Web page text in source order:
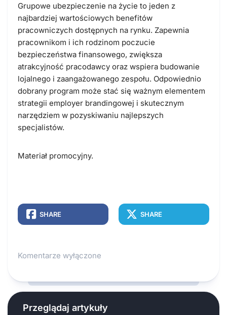
Grupowe ubezpieczenie na życie to jeden z
najbardziej wartościowych benefitów
pracowniczych dostępnych na rynku. Zapewnia
pracownikom i ich rodzinom poczucie
bezpieczeństwa finansowego, zwiększa
atrakcyjność pracodawcy oraz wspiera budowanie
lojalnego i zaangażowanego zespołu. Odpowiednio
dobrany program może stać się ważnym elementem
strategii employer brandingowej i skutecznym
narzędziem w pozyskiwaniu najlepszych
specjalistów.
Materiał promocyjny.
SHARE SHARE
Komentarze wyłączone
Przeglądaj artykuły